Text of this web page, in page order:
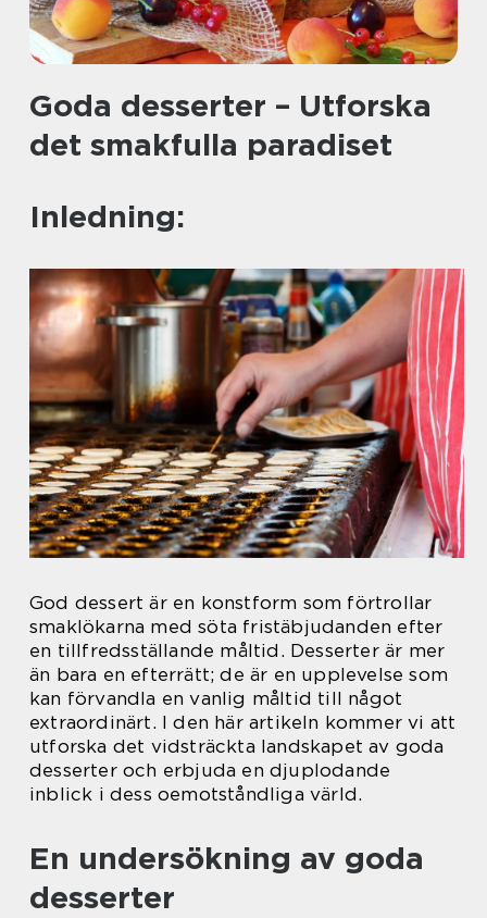
Goda desserter – Utforska
det smakfulla paradiset
Inledning:
God dessert är en konstform som förtrollar
smaklökarna med söta fristäbjudanden efter
en tillfredsställande måltid. Desserter är mer
än bara en efterrätt; de är en upplevelse som
kan förvandla en vanlig måltid till något
extraordinärt. I den här artikeln kommer vi att
utforska det vidsträckta landskapet av goda
desserter och erbjuda en djuplodande
inblick i dess oemotståndliga värld.
En undersökning av goda
desserter